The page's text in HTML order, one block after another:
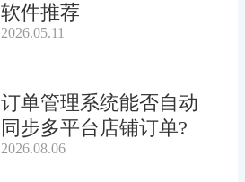
软件推荐
2026.05.11
订单管理系统能否自动
同步多平台店铺订单?
2026.08.06